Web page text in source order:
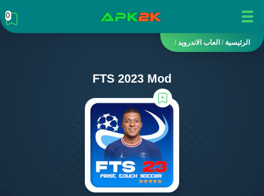
0
الرئيسية / العاب الاندرويد /
FTS 2023 Mod